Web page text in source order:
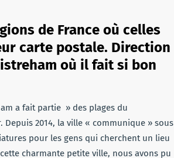
de France où celles
carte postale. Direction
où il fait si bon
a fait partie » des plages du
2014, la ville « communique » sous
pour les gens qui cherchent un lieu
charmante petite ville, nous avons pu